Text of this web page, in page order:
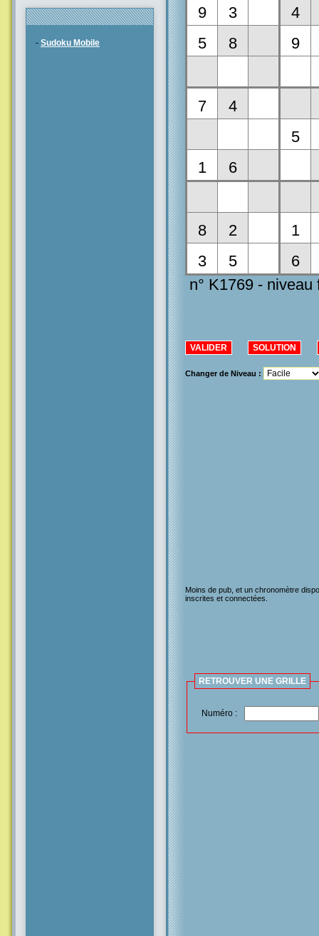
- Sudoku Mobile
n° K1769 - niveau
Changer de Niveau :
Moins de pub, et un chronomètre
inscrites et connectées.
RETROUVER UNE GRILLE
Numéro :